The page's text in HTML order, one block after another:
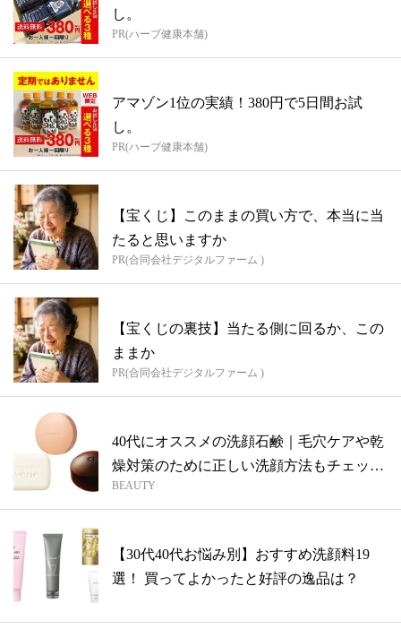
し。
PR(ハーブ健康本舗)
アマゾン1位の実績！380円で5日間お試
し。
PR(ハーブ健康本舗)
【宝くじ】このままの買い方で、本当に当
たると思いますか
PR(合同会社デジタルファーム )
【宝くじの裏技】当たる側に回るか、この
ままか
PR(合同会社デジタルファーム )
40代にオススメの洗顔石鹸｜毛穴ケアや乾
燥対策のために正しい洗顔方法もチェッ
ク！
BEAUTY
【30代40代お悩み別】おすすめ洗顔料19
選！ 買ってよかったと好評の逸品は？